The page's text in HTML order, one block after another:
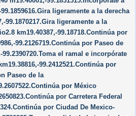
ligeramente a la derecha
99.1870217.Gira ligeramente a la
km19.40387,-99.18718.Continúa por
99.2126719.Continúa por Paseo de
99.2390720.Toma el ramal e incorpórate
99.2412521.Continúa por
Paseo de la
por México
por Carretera Federal
por Ciudad De Mexico-